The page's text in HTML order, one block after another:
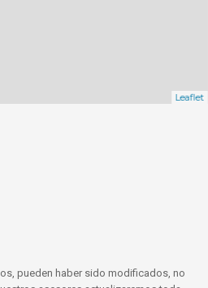
Leaflet
pueden haber sido modificados, no